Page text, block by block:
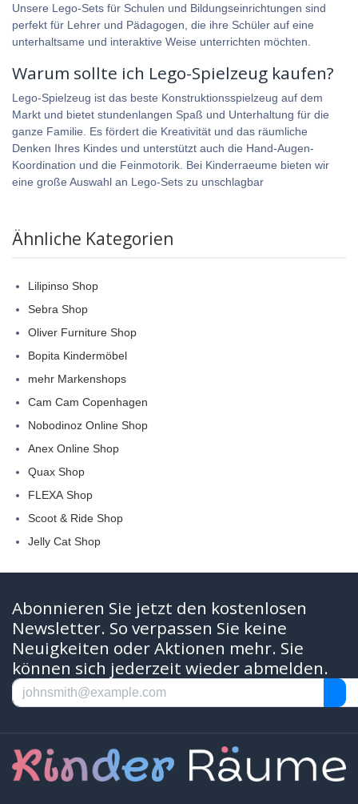
Unsere Lego-Sets für Schulen und Bildungseinrichtungen sind
perfekt für Lehrer und Pädagogen, die ihre Schüler auf eine
unterhaltsame und interaktive Weise unterrichten möchten.
Warum sollte ich Lego-Spielzeug kaufen?
Lego-Spielzeug ist das beste Konstruktionsspielzeug auf dem
Markt und bietet stundenlangen Spaß und Unterhaltung für die
ganze Familie. Es fördert die Kreativität und das räumliche
Denken Ihres Kindes und unterstützt auch die Hand-Augen-
Koordination und die Feinmotorik. Bei Kinderraeume bieten wir
eine große Auswahl an Lego-Sets zu unschlagbar
Ähnliche Kategorien
Lilipinso Shop
Sebra Shop
Oliver Furniture Shop
Bopita Kindermöbel
mehr Markenshops
Cam Cam Copenhagen
Nobodinoz Online Shop
Anex Online Shop
Quax Shop
FLEXA Shop
Scoot & Ride Shop
Jelly Cat Shop
Abonnieren Sie jetzt den kostenlosen
Newsletter. So verpassen Sie keine
Neuigkeiten oder Aktionen mehr. Sie
können sich jederzeit wieder abmelden.